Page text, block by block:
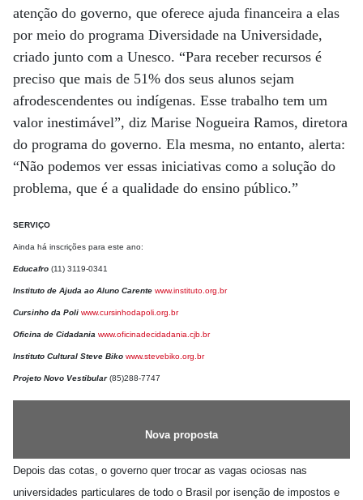
atenção do governo, que oferece ajuda financeira a elas
por meio do programa Diversidade na Universidade,
criado junto com a Unesco. “Para receber recursos é
preciso que mais de 51% dos seus alunos sejam
afrodescendentes ou indígenas. Esse trabalho tem um
valor inestimável”, diz Marise Nogueira Ramos, diretora
do programa do governo. Ela mesma, no entanto, alerta:
“Não podemos ver essas iniciativas como a solução do
problema, que é a qualidade do ensino público.”
SERVIÇO
Ainda há inscrições para este ano:
Educafro (11) 3119-0341
Instituto de Ajuda ao Aluno Carente www.instituto.org.br
Cursinho da Poli www.cursinhodapoli.org.br
Oficina de Cidadania www.oficinadecidadania.cjb.br
Instituto Cultural Steve Biko www.stevebiko.org.br
Projeto Novo Vestibular(85)288-7747
Nova proposta
Depois das cotas, o governo quer trocar as vagas ociosas nas
universidades particulares de todo o Brasil por isenção de impostos e